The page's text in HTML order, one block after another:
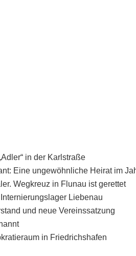
in der Karlstraße
Eine ungewöhnliche Heirat im
Wegkreuz in Flunau ist gerettet
Liebenau
und neue Vereinssatzung
in Friedrichshafen